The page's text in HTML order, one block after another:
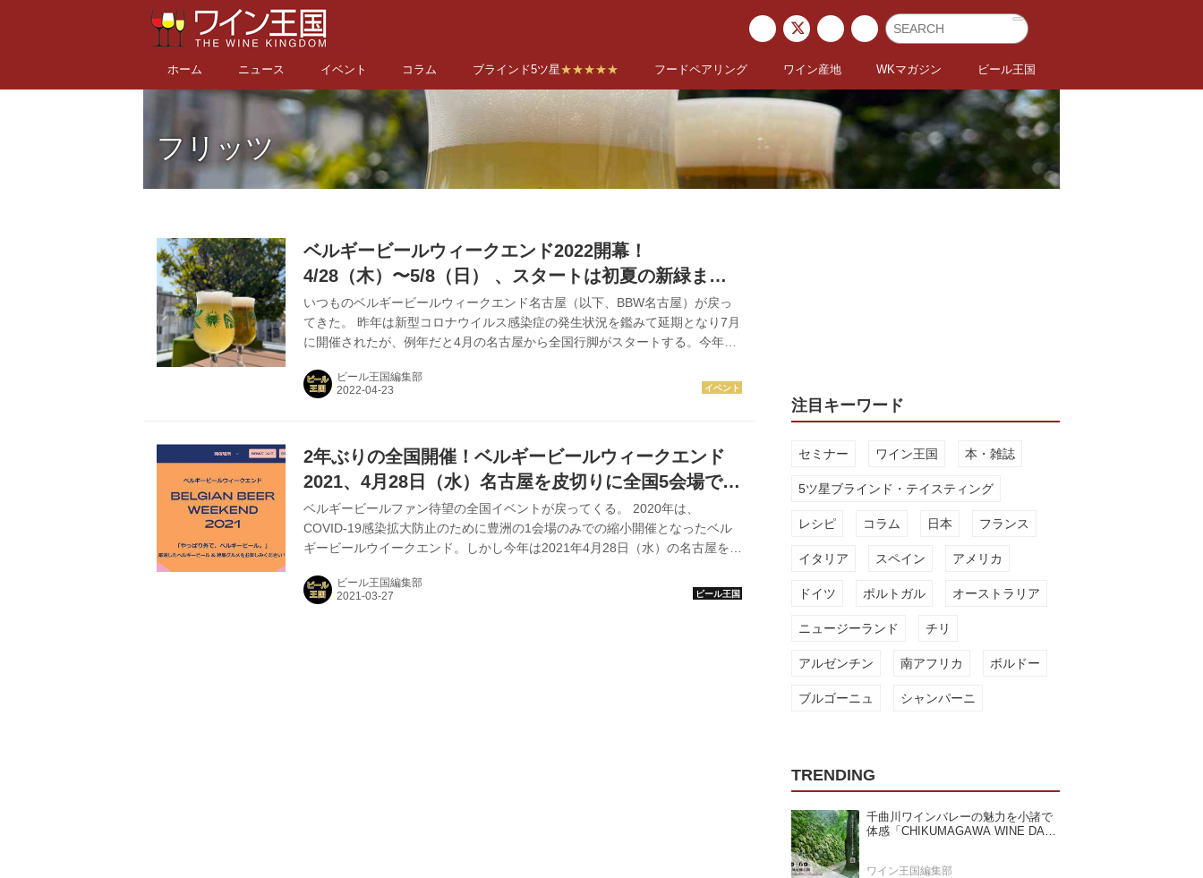
ホーム ニュース イベント コラム ブラインド5ツ星★★★★★ フードペアリング ワイン産地 WKマガジン ビール王国
フリッツ
ベルギービールウィークエンド2022開幕！
4/28（木）〜5/8（日） 、スタートは初夏の新緑まぶ
しいGWの名古屋・久屋大通公園から
いつものベルギービールウィークエンド名古屋（以下、BBW名古屋）が戻っ
てきた。 昨年は新型コロナウイルス感染症の発生状況を鑑みて延期となり7月
に開催されたが、例年だと4月の名古屋から全国行脚がスタートする。今年は
と全国6ヵ所を巡回予定だ。 2022年のBBW名古屋は4月28日（木）〜5月8日
（日）の期間中、久屋大通公園 エディオン久屋広場・エンゼル広場にて開催
ル醸造所があ...
ビール王国編集部
2年ぶりの全国開催！ベルギービールウィークエンド
2021、4月28日（水）名古屋を皮切りに全国5会場で34
日間開催へ
ベルギービールファン待望の全国イベントが戻ってくる。 2020年は、
COVID-19感染拡大防止のために豊洲の1会場のみでの縮小開催となったベル
ギービールウイークエンド。しかし今年は2021年4月28日（水）の名古屋をス
ることが発表された。 新型コロナウイルス対策を徹底した上で、2年ぶりの全
国開催となる2021年は、全国5会場でのべ136,000人の来場を見込んでいる。
ビール王国編集部
注目キーワード
セミナー ワイン王国 本・雑誌
5ツ星ブラインド・テイスティング
レシピ コラム 日本 フランス
イタリア スペイン アメリカ
ドイツ ポルトガル オーストラリア
ニュージーランド チリ
アルゼンチン 南アフリカ ボルドー
ブルゴーニュ シャンパーニ
TRENDING
千曲川ワインバレーの魅力を小諸で
体感「CHIKUMAGAWA WINE DAYS
ワイン王国編集部